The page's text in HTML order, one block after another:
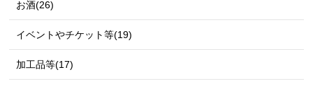
お酒(26)
イベントやチケット等(19)
加工品等(17)